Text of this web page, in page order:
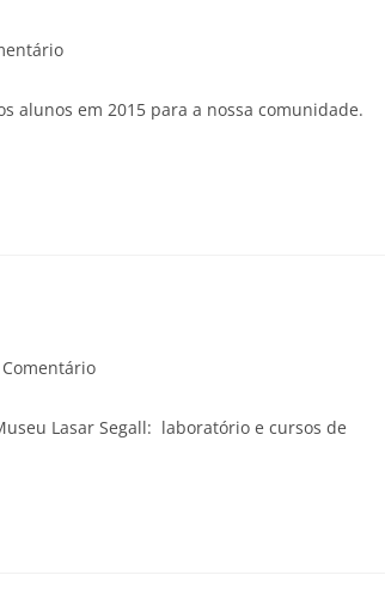
alunos em 2015 para a nossa comunidade.
Lasar Segall: laboratório e cursos de